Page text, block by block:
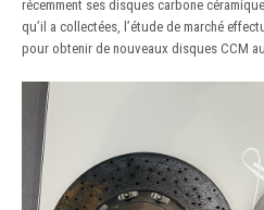
récemment ses disques carbone
qu’il a collectées, l’étude de marché
pour obtenir de nouveaux disques CCM